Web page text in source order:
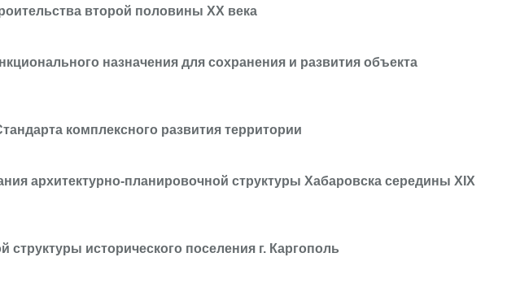
второй половины XX века
назначения для сохранения и развития объекта
комплексного развития территории
архитектурно-планировочной структуры Хабаровска середины XIX
исторического поселения г. Каргополь